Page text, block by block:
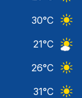
30°C
21°C
26°C
31°C